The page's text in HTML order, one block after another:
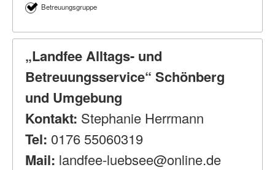
Betreuungsgruppe
„Landfee Alltags- und
Betreuungsservice“ Schönberg
und Umgebung
Kontakt: Stephanie Herrmann
Tel: 0176 55060319
Mail: landfee-luebsee@online.de